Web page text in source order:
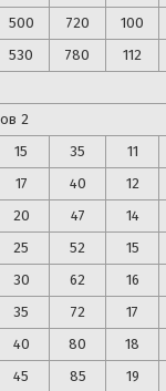
500 720 100
530 780 112
2
15 35 11
17 40 12
20 47 14
25 52 15
30 62 16
35 72 17
40 80 18
45 85 19